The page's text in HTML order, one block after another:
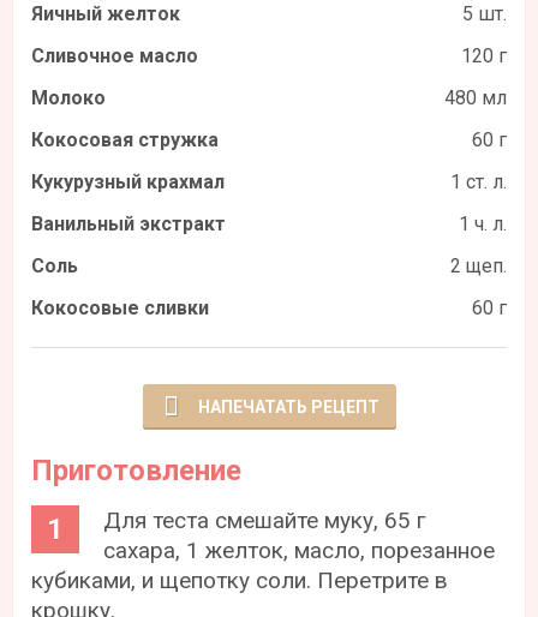
Яичный желток
5 шт.
Сливочное масло
120 г
Молоко
480 мл
Кокосовая стружка
60 г
Кукурузный крахмал
1 ст. л.
Ванильный экстракт
1 ч. л.
Соль
2 щеп.
Кокосовые сливки
60 г
НАПЕЧАТАТЬ РЕЦЕПТ
Приготовление
Для теста смешайте муку, 65 г
сахара, 1 желток, масло, порезанное
кубиками, и щепотку соли. Перетрите в
крошку.